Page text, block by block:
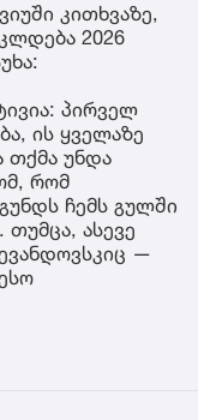
კითხვაზე,
2026
პირველ
ის ყველაზე
თქმა უნდა
რომ
ჩემს გულში
ასევე
—